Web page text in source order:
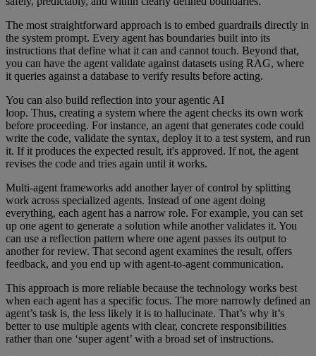
The most straightforward approach is to embed guardrails directly in
the system prompt. Every agent has boundaries built into its
instructions that define what it can and cannot touch. Beyond that,
you can have the agent validate against datasets using RAG, where
it queries against a database to verify results before acting.
You can also build reflection into your agentic AI
loop. Thus, creating a system where the agent checks its own work
before proceeding. For instance, an agent that generates code could
write the code, validate the syntax, deploy it to a test system, and run
it. If it produces the expected result, it's approved. If not, the agent
revises the code and tries again until it works.
Multi-agent frameworks add another layer of control by splitting
work across specialized agents. Instead of one agent doing
everything, each agent has a narrow role. For example, you can set
up one agent to generate a solution while another validates it. You
can use a reflection pattern where one agent passes its output to
another for review. That second agent examines the result, offers
feedback, and you end up with agent-to-agent communication.
This approach is more reliable because the technology works best
when each agent has a specific focus. The more narrowly defined an
agent’s task is, the less likely it is to hallucinate. That’s why it’s
better to use multiple agents with clear, concrete responsibilities
rather than one ‘super agent’ with a broad set of instructions.